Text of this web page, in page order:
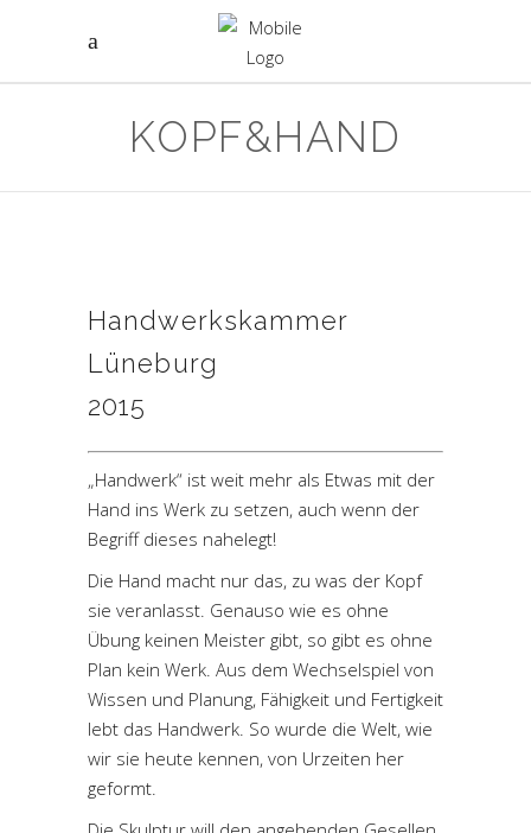
KOPF&HAND
Handwerkskammer
Lüneburg
2015
„Handwerk“ ist weit mehr als Etwas mit der
Hand ins Werk zu setzen, auch wenn der
Begriff dieses nahelegt!
Die Hand macht nur das, zu was der Kopf
sie veranlasst. Genauso wie es ohne
Übung keinen Meister gibt, so gibt es ohne
Plan kein Werk. Aus dem Wechselspiel von
Wissen und Planung, Fähigkeit und Fertigkeit
lebt das Handwerk. So wurde die Welt, wie
wir sie heute kennen, von Urzeiten her
geformt.